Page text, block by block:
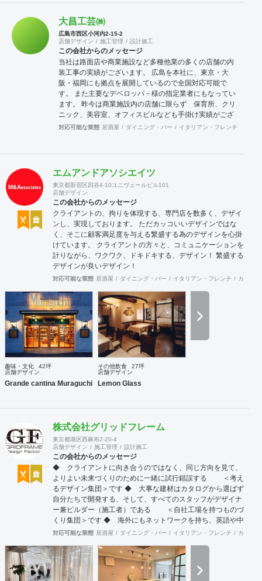
大昌工芸㈱
広島市西区小河内2-15-2
店舗デザイン
施工管理 設計施工
この会社からのメッセージ
当社は路面店や商業施設など多種他業の多くの店舗の内
装工事の実績がございます。 広島を本社に、東京・大
阪・福岡にも拠点を展開しているので全国対応可能で
す。 また主要なデベロッパ－様の指定業者にもなってい
ます。 昨今は商業施設内の店舗に限らず 保育所、クリ
ニック、美容室、オフィスビルなども手掛け実績がござ
います。 当社はデザインから施工、アフターフォローま
ら施工までがスムーズに進行します。 どうぞよろしくお
願いいたします。
対応可能な業態 居酒屋 ダイニング・バー イタリアン・フレンチ
エムアンドアソシエイツ
東京都新宿区四谷4-10ユニヴェールビル101
店舗デザイン
この会社からのメッセージ
クライアントの、拘りを体現する、専門店を数多く、デザイ
ンし、実現しております。 ただカッコいいデザインではな
く、そこに顧客満足度を与える繁盛する為のデザインを心掛
けています。 クライアントの方々と、コミュニケーションを
計りながら、ワクワク、ドキドキする、デザイン！ 繁盛する
デザインが良いデザイン！
対応可能な業態 居酒屋 ダイニング・バー イタリアン・フレンチ カフェ
趣味・文化
42坪
店舗デザイン
Grande cantina Muraguchi
その他飲食
27坪
店舗デザイン
Lemon Glass
株式会社グリッドフレーム
東京都港区西麻布2-20-4
店舗デザイン
施工管理 設計施工
この会社からのメッセージ
◆ クライアントに向き合うのではなく、同じ方向を見て、
よりよい未来づくりのために一緒に試行錯誤する ＜考え
るデザイン集団＞です ◆ 大事な建材はカタログから選ばず
自分たちで開発する、そして、すべてのスタッフがデザイナ
ー兼ビルダー（施工者）である ＜自社工場を持つものづ
くり集団＞です ◆ 海外にもネットワークを持ち、英語や中
国語に堪能なスタッフたちが、海外から国内への出店をスム
工案件、設計＋造作物の案件、施工案件、造作物制作など、
多様な請負形態が可能です。工場では金属を中心にさまざま
な素材を用いた制作が可能で、例えば通常デザイン性とは無
対応可能な業態 居酒屋 ダイニング・バー イタリアン・フレンチ カフェ